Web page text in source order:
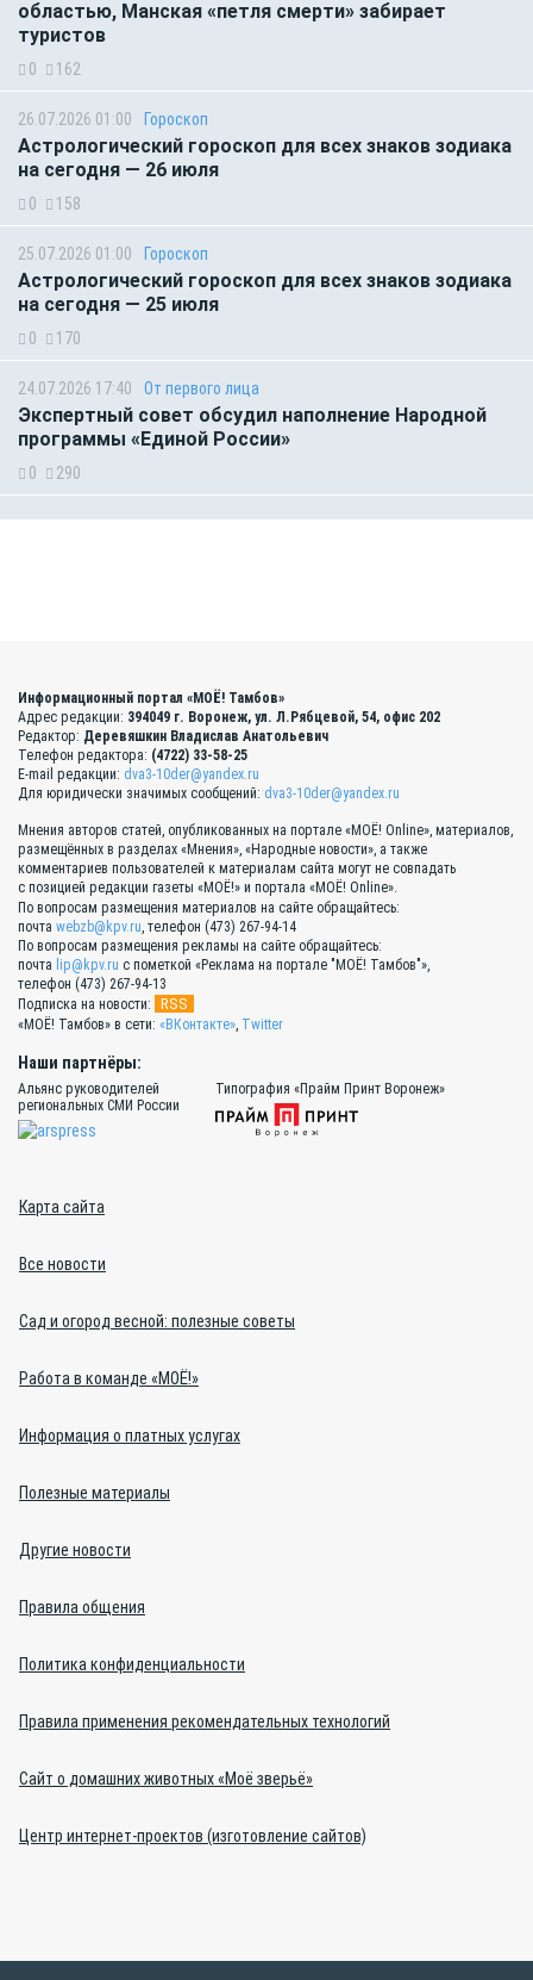
областью, Манская «петля смерти» забирает
туристов
0 162
26.07.2026 01:00 Гороскоп
Астрологический гороскоп для всех знаков зодиака
на сегодня — 26 июля
0 158
25.07.2026 01:00 Гороскоп
Астрологический гороскоп для всех знаков зодиака
на сегодня — 25 июля
0 170
24.07.2026 17:40 От первого лица
Экспертный совет обсудил наполнение Народной
программы «Единой России»
0 290
Информационный портал «МОЁ! Тамбов»
Адрес редакции: 394049 г. Воронеж, ул. Л.Рябцевой, 54, офис 202
Редактор: Деревяшкин Владислав Анатольевич
Телефон редактора: (4722) 33-58-25
E-mail редакции: dva3-10der@yandex.ru
Для юридически значимых сообщений: dva3-10der@yandex.ru
Мнения авторов статей, опубликованных на портале «МОЁ! Online», материалов,
размещённых в разделах «Мнения», «Народные новости», а также
комментариев пользователей к материалам сайта могут не совпадать
с позицией редакции газеты «МОЁ!» и портала «МОЁ! Online».
По вопросам размещения материалов на сайте обращайтесь:
почта webzb@kpv.ru, телефон (473) 267-94-14
По вопросам размещения рекламы на сайте обращайтесь:
почта lip@kpv.ru с пометкой «Реклама на портале "МОЁ! Тамбов"»,
телефон (473) 267-94-13
Подписка на новости:
RSS
«МОЁ! Тамбов» в сети: «ВКонтакте», Twitter
Наши партнёры:
Альянс руководителей
региональных СМИ России
Типография «Прайм Принт Воронеж»
Карта сайта
Все новости
Сад и огород весной: полезные советы
Работа в команде «МОЁ!»
Информация о платных услугах
Полезные материалы
Другие новости
Правила общения
Политика конфиденциальности
Правила применения рекомендательных технологий
Сайт о домашних животных «Моё зверьё»
Центр интернет-проектов (изготовление сайтов)